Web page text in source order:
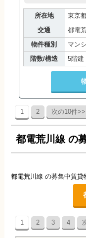
所在地
東京
交通
都電
物件種別
マン
階数/構造
5階建
1 2 次の10件>>
都電荒川線 の
都電荒川線 の募集中賃貸
1 2 3 4